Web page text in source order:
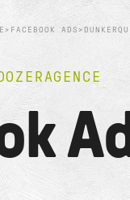
> FACEBOOK ADS >
AGENCE